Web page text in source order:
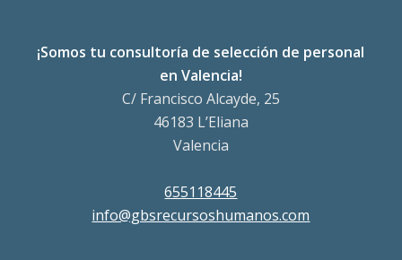
¡Somos tu consultoría de selección de personal
en Valencia!
C/ Francisco Alcayde, 25
46183 L’Eliana
Valencia
655118445
info@gbsrecursoshumanos.com